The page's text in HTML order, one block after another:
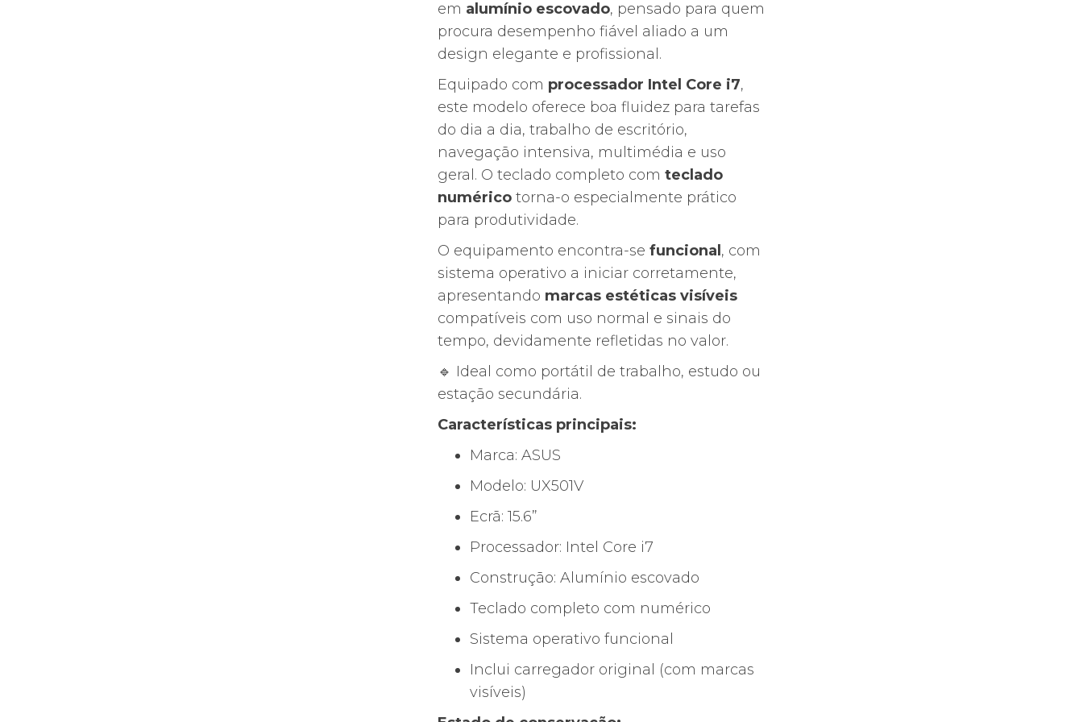
435,00€.
335,46€.
em alumínio escovado, pensado para quem
procura desempenho fiável aliado a um
design elegante e profissional.
Equipado com processador Intel Core i7,
este modelo oferece boa fluidez para tarefas
do dia a dia, trabalho de escritório,
navegação intensiva, multimédia e uso
geral. O teclado completo com teclado
numéricotorna-o especialmente prático
para produtividade.
O equipamento encontra-se funcional , com
sistema operativo a iniciar corretamente,
apresentando marcas estéticas visíveis
compatíveis com uso normal e sinais do
tempo, devidamente refletidas no valor.
🔹 Ideal como portátil de trabalho, estudo ou
estação secundária.
Características principais:
Marca: ASUS
Modelo: UX501V
Ecrã: 15.6”
Processador: Intel Core i7
Construção: Alumínio escovado
Teclado completo com numérico
Sistema operativo funcional
Inclui carregador original (com marcas
visíveis)